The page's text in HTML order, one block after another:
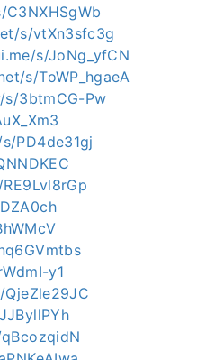
s/vtXn3sfc3g
s/JoNg_yfCN
s/ToWP_hgaeA
3btmCG-Pw
PD4de31gj
y1